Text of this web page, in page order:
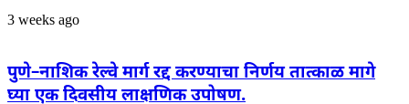
3 weeks ago
पुणे–नाशिक रेल्वे मार्ग रद्द करण्याचा निर्णय तात्काळ मागे
घ्या एक दिवसीय लाक्षणिक उपोषण.